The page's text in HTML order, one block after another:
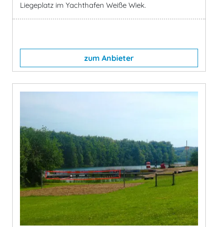
Liegeplatz im Yachthafen Weiße Wiek.
zum Anbieter